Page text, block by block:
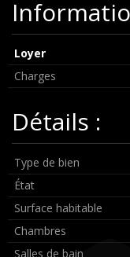
Loyer
Charges
Détails :
Type de bien
État
Surface habitable
Chambres
Salles de bain